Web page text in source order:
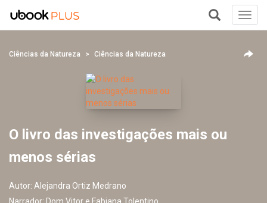
+
Ciências da Natureza Ciências da Natureza
O livro das investigações mais ou
menos sérias
Autor: Alejandra Ortiz Medrano